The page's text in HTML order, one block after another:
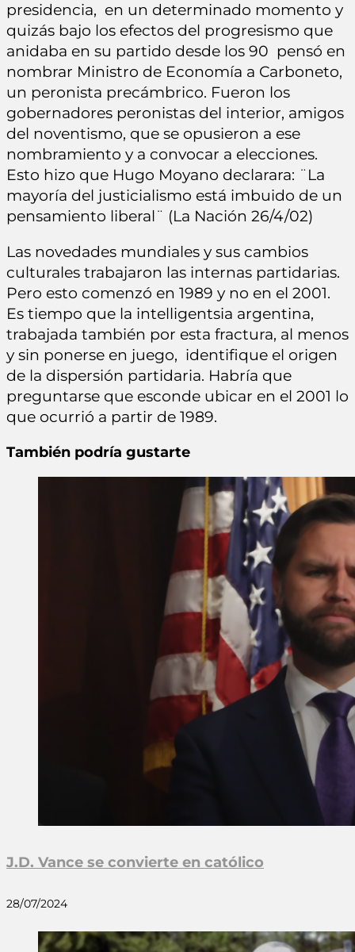
presidencia, en un determinado momento y
quizás bajo los efectos del progresismo que
anidaba en su partido desde los 90 pensó en
nombrar Ministro de Economía a Carboneto,
un peronista precámbrico. Fueron los
gobernadores peronistas del interior, amigos
del noventismo, que se opusieron a ese
nombramiento y a convocar a elecciones.
Esto hizo que Hugo Moyano declarara: ¨La
mayoría del justicialismo está imbuido de un
pensamiento liberal¨ (La Nación 26/4/02)
Las novedades mundiales y sus cambios
culturales trabajaron las internas partidarias.
Pero esto comenzó en 1989 y no en el 2001.
Es tiempo que la intelligentsia argentina,
trabajada también por esta fractura, al menos
y sin ponerse en juego, identifique el origen
de la dispersión partidaria. Habría que
preguntarse que esconde ubicar en el 2001 lo
que ocurrió a partir de 1989.
También podría gustarte
J.D. Vance se convierte en católico
28/07/2024